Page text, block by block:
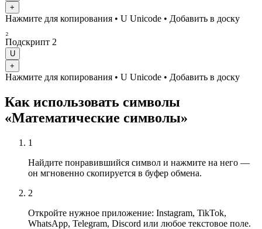
+
Нажмите для копирования • U Unicode • Добавить в доску
₂
Подскрипт 2
U
+
Нажмите для копирования • U Unicode • Добавить в доску
Как использовать символы
«Математические символы»
1
Найдите понравившийся символ и нажмите на него —
он мгновенно скопируется в буфер обмена.
2
Откройте нужное приложение: Instagram, TikTok,
WhatsApp, Telegram, Discord или любое текстовое поле.